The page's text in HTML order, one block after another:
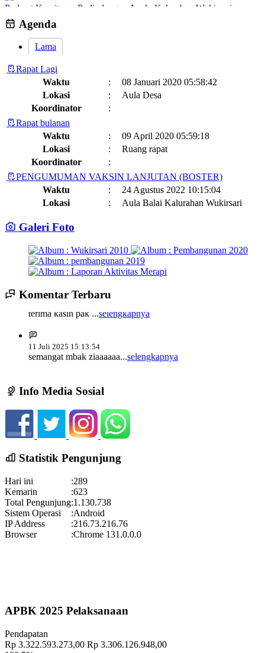
Perkuat Komitmen Perlindungan Anak, Kalurahan Wukirsari
Menggelar Sosialisasi dan Outbond Desa Ramah Anak
Sumber Hayati dan Non Hayati 10 November 2021
Kronologi Erupsi Merapi tanggal 5 November 2010
Kegiatan Positif Di Bulan Puasa, Karang Taruna Wukirsari Berbagi
Takjil Kepada Para Pengendara
Geografis 10 November 2021
Memahami Peran dan Makna Rois dalam Pembinaan Rois di
Kalurahan Wukirsari 02 April 2024
Agenda
Lama
Rapat Lagi
Waktu
:
08 Januari 2020 05:58:42
Lokasi
:
Aula Desa
Koordinator
:
Rapat bulanan
Waktu
:
09 April 2020 05:59:18
Lokasi
:
Ruang rapat
Koordinator
:
PENGUMUMAN VAKSIN LANJUTAN (BOSTER)
Waktu
:
24 Agustus 2022 10:15:04
Lokasi
:
Aula Balai Kalurahan Wukirsari
Jadwal dan Agenda Sisir Adminduk Kalurahan Wukirsari
Waktu
:
03 Februari 2023 08:44:13
Lokasi
:
Sisir Adminduk Kalurahan Wukirsari, Kapanewon Cangkringan
Waktu
:
02 Mei 2024 10:24:40
Koordinator
Pekan Olahraga Kalurahan Wukirsari Tahun 2024 Segera
Lokasi
Koordinator
:
Hadirilah Pengajian Gelar Budaya Wukirsari 2025
Waktu
:
18 September 2025 19:00:36
Koordinator
:
Gelar Budaya Wukirsari 2025
Lokasi
:
Koordinator
Pekan Olahraga Kalurahan Wukirsari 2025 Segera Hadir!
Galeri Foto
Komentar Terbaru
14 Juli 2025 14:17:22
terima kasih pak ...selengkapnya
11 Juli 2025 15:13:54
semangat mbak ziaaaaaa...
Alhamdulillah acara budaya yange bagus, patut di
lestarikan.... selengkapnya
21 Desember 2021 18:42:10
Semoga penghuni rumah sehat...
Info Media Sosial
Statistik Pengunjung
Hari ini :289
Kemarin
:623
Total Pengunjung:1.130.738
Sistem Operasi
:Android
IP Address
:216.73.216.76
Browser
:Chrome 131.0.0.0
APBK 2025 Pelaksanaan
Pendapatan
Rp 3.322.593.273,00 Rp 3.306.126.948,00